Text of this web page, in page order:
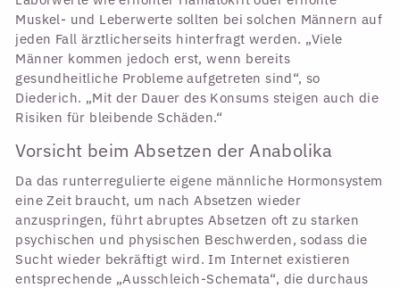
Muskel- und Leberwerte sollten bei solchen Männern auf
jeden Fall ärztlicherseits hinterfragt werden. „Viele
Männer kommen jedoch erst, wenn bereits
gesundheitliche Probleme aufgetreten sind“, so
Diederich. „Mit der Dauer des Konsums steigen auch die
Risiken für bleibende Schäden.“
Vorsicht beim Absetzen der Anabolika
Da das runterregulierte eigene männliche Hormonsystem
eine Zeit braucht, um nach Absetzen wieder
anzuspringen, führt abruptes Absetzen oft zu starken
psychischen und physischen Beschwerden, sodass die
Sucht wieder bekräftigt wird. Im Internet existieren
entsprechende „Ausschleich-Schemata“, die durchaus